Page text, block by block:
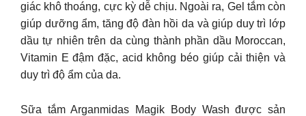
giác khô thoáng, cực kỳ dễ chịu. Ngoài ra, Gel tắm còn
giúp dưỡng ẩm, tăng độ đàn hồi da và giúp duy trì lớp
dầu tự nhiên trên da cùng thành phần dầu Moroccan,
Vitamin E đậm đặc, acid không béo giúp cải thiện và
duy trì độ ẩm của da.
Sữa tắm Arganmidas Magik Body Wash được sản